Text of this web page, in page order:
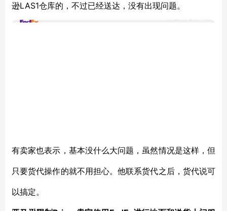
逊LAS1仓库的，不过已经送达，没有出现问题。
有卖家也表示，基本没什么大问题，虽然情况是这样，但
只要货代操作的就不用担心。他联系货代之后，货代说可
以搞定。